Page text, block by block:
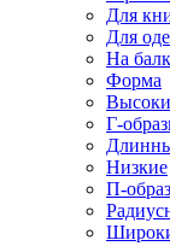
Для
Для
На
Форма
Г-
Низкие
П-